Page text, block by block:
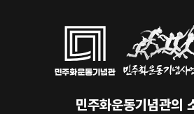
민주화운동기념관의